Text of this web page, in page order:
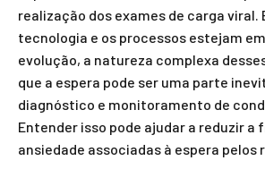
realização dos exames de carga viral.
tecnologia e os processos estejam
evolução, a natureza complexa
que a espera pode ser uma parte
diagnóstico e monitoramento de
Entender isso pode ajudar a reduzir a
ansiedade associadas à espera pelos